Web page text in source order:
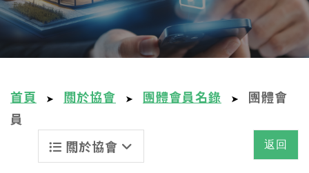
首頁 ➤ 關於協會 ➤ 團體會員名錄 ➤
團體會
員
關於協會
返回